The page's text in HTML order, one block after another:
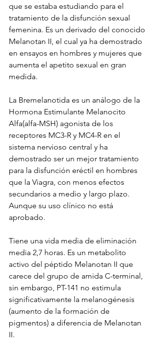
que se estaba estudiando para el
tratamiento de la disfunción sexual
femenina. Es un derivado del conocido
Melanotan II, el cual ya ha demostrado
en ensayos en hombres y mujeres que
aumenta el apetito sexual en gran
medida.
La Bremelanotida es un análogo de la
Hormona Estimulante Melanocito
Alfa(alfa-MSH) agonista de los
receptores MC3-R y MC4-R en el
sistema nervioso central y ha
demostrado ser un mejor tratamiento
para la disfunción eréctil en hombres
que la Viagra, con menos efectos
secundarios a medio y largo plazo.
Aunque su uso clínico no está
aprobado.
Tiene una vida media de eliminación
media 2,7 horas. Es un metabolito
activo del péptido Melanotan II que
carece del grupo de amida C-terminal,
sin embargo, PT-141 no estimula
significativamente la melanogénesis
(aumento de la formación de
pigmentos) a diferencia de Melanotan
II.